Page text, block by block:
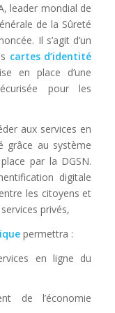
leader mondial de
de la Sûreté
Il s’agit d’un
cartes d’identité
en place d’une
pour les
aux services en
grâce au système
par la DGSN.
digitale
les citoyens et
privés,
permettra :
en ligne du
de l’économie